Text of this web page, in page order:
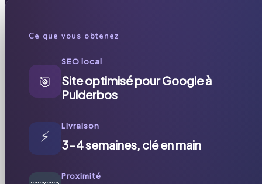
Ce que vous obtenez
🎯
SEO local
Site optimisé pour Google à
Pulderbos
⚡
Livraison
3-4 semaines, clé en main
Proximité